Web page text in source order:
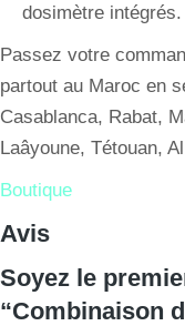
dosimètre intégrés.
Passez votre
partout au Maroc en
Casablanca, Rabat,
Laâyoune, Tétouan,
Boutique
Avis
Soyez le
“Combinaison